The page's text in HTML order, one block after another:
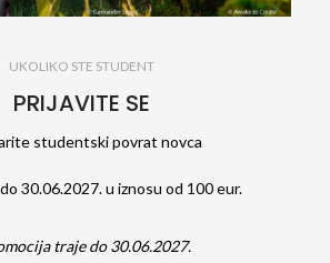
UKOLIKO STE STUDENT
PRIJAVITE SE
studentski povrat novca
30.06.2027. u iznosu od 100 eur.
traje do 30.06.2027.